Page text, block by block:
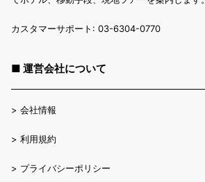
カスタマーサポート: 03-6304-0770
■ 運営会社について
> 会社情報
> 利用規約
> プライバシーポリシー